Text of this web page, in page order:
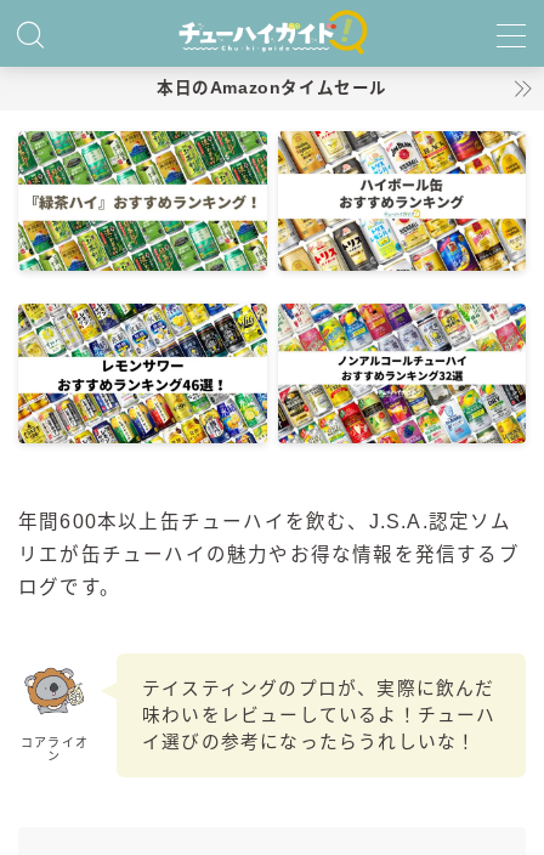
ホーム
特集！
おすすめランキング！
商品レビュー
キリン
氷結
スミノフ セルツァー
サントリー
本日のAmazonタイムセール
年間600本以上缶チューハイを飲む、J.S.A.認定ソム
リエが缶チューハイの魅力やお得な情報を発信するブ
ログです。
コアライオ
ン
テイスティングのプロが、実際に飲んだ
味わいをレビューしているよ！チューハ
イ選びの参考になったらうれしいな！